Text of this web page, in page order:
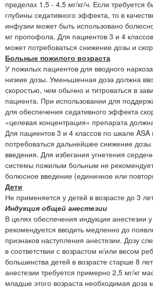
пределах 1,5 - 4,5 мг/кг/ч. Если требуется
глубины седативного эффекта, то в
инфузии может быть использовано
мг пропофола. Для пациентов 3 и 4
может потребоваться снижение дозы и
Больные пожилого возраста
У пожилых пациентов для вводного
низкие дозы. Уменьшенная доза должна
скоростью, чем обычно и титроваться в
пациента. При использовании для
для обеспечения седативного эффекта
«целевая концентрация» препарата
Для пациентов 3 и 4 классов по шкале ASA
потребоваться дальнейшее снижение дозы
введения. Для избегания угнетения
системы пожилым больным не
болюсное введение (единичное или
Дети
Не применяется у детей в возрасте до 3
Индукция общей анестезии
В целях обеспечения индукции анестезии
рекомендуется вводить медленно до
признаков наступления анестезии. Дозу
в соответствии с возрастом и/или весом
большинства детей в возрасте старше 8
анестезии требуется примерно 2,5 мг/кг
младше этого возраста необходимая доза